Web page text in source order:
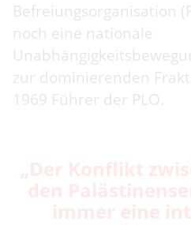
Befreiungsorganisation
noch eine nationale
zur dominierenden
1969 Führer der PLO.